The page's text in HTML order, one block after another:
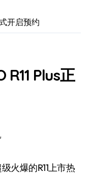
开启预约
R11 Plus正